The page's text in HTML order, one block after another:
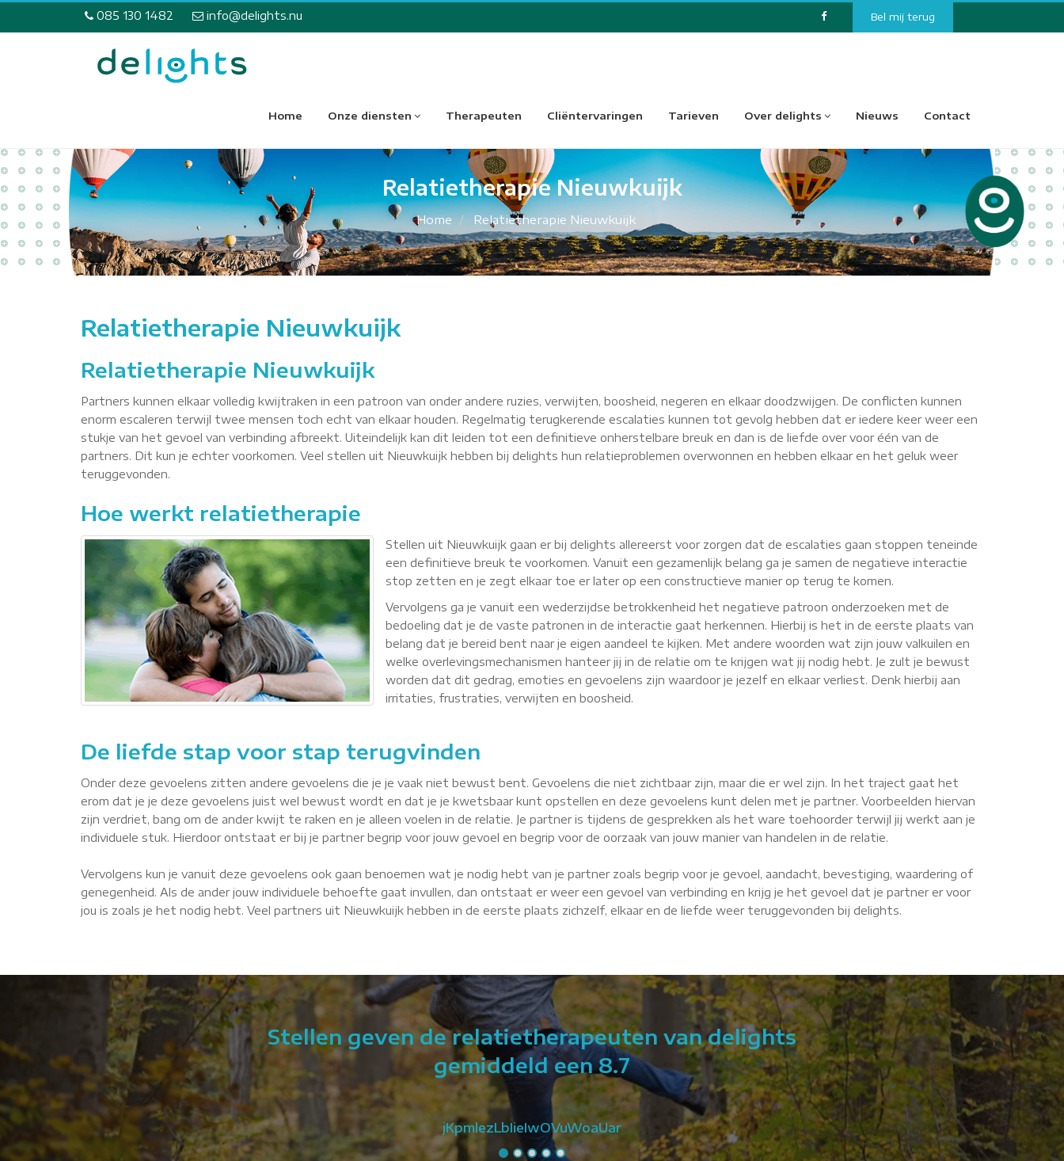
085 130 1482 info@delights.nu Bel mij terug
Home Onze diensten Therapeuten Cliëntervaringen Tarieven Over delights Nieuws Contact
Relatietherapie Nieuwkuijk
Home Relatietherapie Nieuwkuijk
Relatietherapie Nieuwkuijk
Relatietherapie Nieuwkuijk
Partners kunnen elkaar volledig kwijtraken in een patroon van onder andere ruzies, verwijten, boosheid, negeren en elkaar doodzwijgen. De conflicten kunnen
enorm escaleren terwijl twee mensen toch echt van elkaar houden. Regelmatig terugkerende escalaties kunnen tot gevolg hebben dat er iedere keer weer een
stukje van het gevoel van verbinding afbreekt. Uiteindelijk kan dit leiden tot een definitieve onherstelbare breuk en dan is de liefde over voor één van de
partners. Dit kun je echter voorkomen. Veel stellen uit Nieuwkuijk hebben bij delights hun relatieproblemen overwonnen en hebben elkaar en het geluk weer
teruggevonden.
Hoe werkt relatietherapie
Stellen uit Nieuwkuijk gaan er bij delights allereerst voor zorgen dat de escalaties gaan stoppen teneinde
een definitieve breuk te voorkomen. Vanuit een gezamenlijk belang ga je samen de negatieve interactie
stop zetten en je zegt elkaar toe er later op een constructieve manier op terug te komen.
Vervolgens ga je vanuit een wederzijdse betrokkenheid het negatieve patroon onderzoeken met de
bedoeling dat je de vaste patronen in de interactie gaat herkennen. Hierbij is het in de eerste plaats van
belang dat je bereid bent naar je eigen aandeel te kijken. Met andere woorden wat zijn jouw valkuilen en
welke overlevingsmechanismen hanteer jij in de relatie om te krijgen wat jij nodig hebt. Je zult je bewust
worden dat dit gedrag, emoties en gevoelens zijn waardoor je jezelf en elkaar verliest. Denk hierbij aan
irritaties, frustraties, verwijten en boosheid.
De liefde stap voor stap terugvinden
Onder deze gevoelens zitten andere gevoelens die je je vaak niet bewust bent. Gevoelens die niet zichtbaar zijn, maar die er wel zijn. In het traject gaat het
erom dat je je deze gevoelens juist wel bewust wordt en dat je je kwetsbaar kunt opstellen en deze gevoelens kunt delen met je partner. Voorbeelden hiervan
zijn verdriet, bang om de ander kwijt te raken en je alleen voelen in de relatie. Je partner is tijdens de gesprekken als het ware toehoorder terwijl jij werkt aan je
individuele stuk. Hierdoor ontstaat er bij je partner begrip voor jouw gevoel en begrip voor de oorzaak van jouw manier van handelen in de relatie.
Vervolgens kun je vanuit deze gevoelens ook gaan benoemen wat je nodig hebt van je partner zoals begrip voor je gevoel, aandacht, bevestiging, waardering of
genegenheid. Als de ander jouw individuele behoefte gaat invullen, dan ontstaat er weer een gevoel van verbinding en krijg je het gevoel dat je partner er voor
jou is zoals je het nodig hebt. Veel partners uit Nieuwkuijk hebben in de eerste plaats zichzelf, elkaar en de liefde weer teruggevonden bij delights.
Stellen geven de relatietherapeuten van delights
gemiddeld een 8.7
jKpmlezLbIieIwOVuWoaUar